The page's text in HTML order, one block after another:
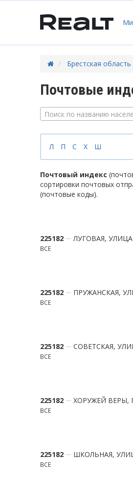
Брестская область
Почтовые
Поиск по названию
Л П С Х Ш
Почтовый индекс
сортировки почтовых
(почтовые коды).
225182 ЛУГОВАЯ, УЛИЦА
ВСЕ
225182 ПРУЖАНСКАЯ,
ВСЕ
225182 СОВЕТСКАЯ,
ВСЕ
225182 ХОРУЖЕЙ ВЕРЫ,
ВСЕ
225182 ШКОЛЬНАЯ,
ВСЕ